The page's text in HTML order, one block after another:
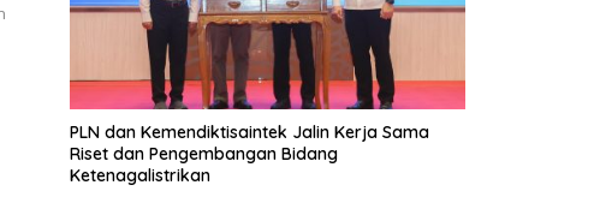
PLN dan Kemendiktisaintek Jalin Kerja Sama
Riset dan Pengembangan Bidang
Ketenagalistrikan